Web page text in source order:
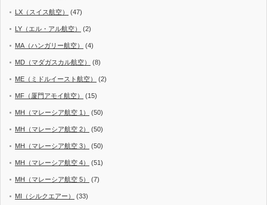
LX（スイス航空） (47)
LY（エル・アル航空） (2)
MA（ハンガリー航空） (4)
MD（マダガスカル航空） (8)
ME（ミドルイースト航空） (2)
MF（厦門アモイ航空） (15)
MH（マレーシア航空 1） (50)
MH（マレーシア航空 2） (50)
MH（マレーシア航空 3） (50)
MH（マレーシア航空 4） (51)
MH（マレーシア航空 5） (7)
MI（シルクエアー） (33)